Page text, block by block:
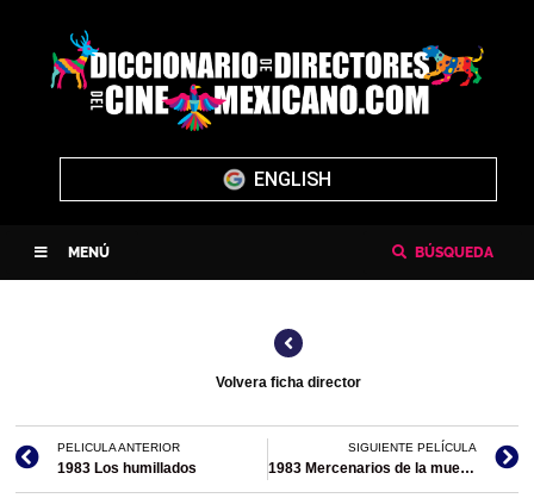
ENGLISH
MENÚ BÚSQUEDA
Volvera ficha director
PELICULA ANTERIOR
1983 Los humillados
SIGUIENTE PELÍCULA
1983 Mercenarios de la muerte/codirección